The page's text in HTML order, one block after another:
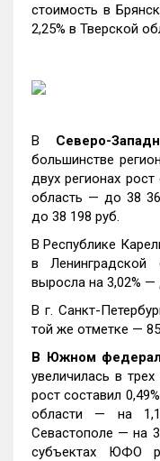
стоимость в
2,25% в Тверской
В Северо-
большинстве
двух регионах
область — до 38
до 38 198 руб.
В Республике
в Ленинградской
выросла на 3,02% —
В г. Санкт-
той же отметке —
В Южном
увеличилась в
рост составил
области — на
Севастополе — на
субъектах ЮФО